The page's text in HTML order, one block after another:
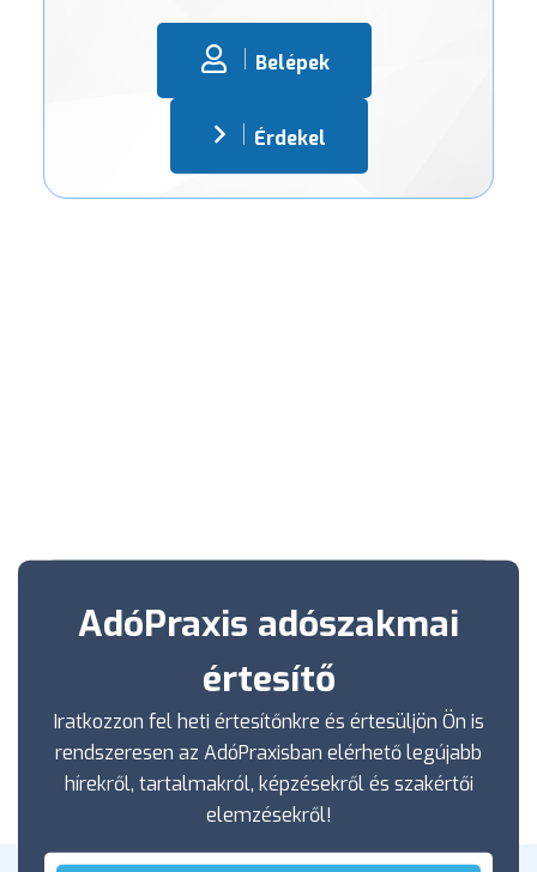
Belépek
Érdekel
AdóPraxis adószakmai
értesítő
Iratkozzon fel heti értesítőnkre és értesüljön Ön is
rendszeresen az AdóPraxisban elérhető legújabb
hírekről, tartalmakról, képzésekről és szakértői
elemzésekről!